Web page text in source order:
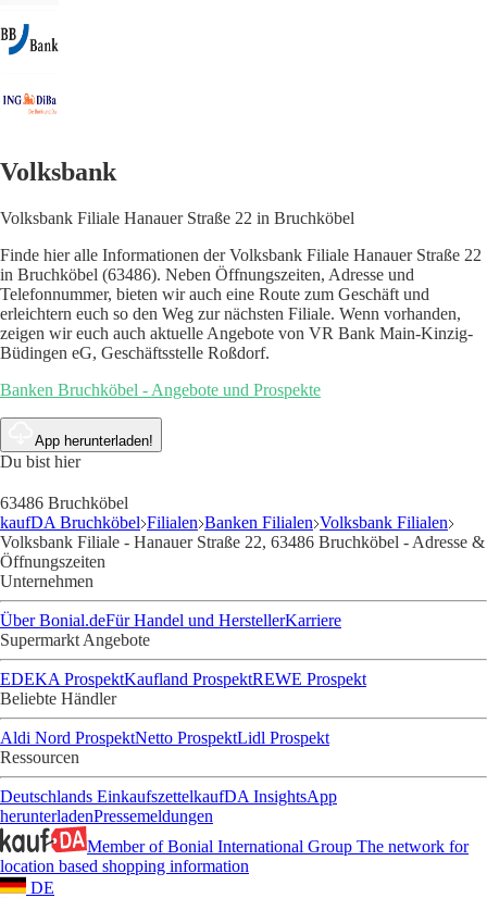
Volksbank
Volksbank Filiale Hanauer Straße 22 in Bruchköbel
Finde hier alle Informationen der Volksbank Filiale Hanauer Straße 22
in Bruchköbel (63486). Neben Öffnungszeiten, Adresse und
Telefonnummer, bieten wir auch eine Route zum Geschäft und
erleichtern euch so den Weg zur nächsten Filiale. Wenn vorhanden,
zeigen wir euch auch aktuelle Angebote von VR Bank Main-Kinzig-
Büdingen eG, Geschäftsstelle Roßdorf.
Banken Bruchköbel - Angebote und Prospekte
App herunterladen!
Du bist hier
63486 Bruchköbel
kaufDA Bruchköbel Filialen Banken Filialen Volksbank Filialen
Volksbank Filiale - Hanauer Straße 22, 63486 Bruchköbel - Adresse &
Öffnungszeiten
Unternehmen
Über Bonial.deFür Handel und HerstellerKarriere
Supermarkt Angebote
EDEKA ProspektKaufland ProspektREWE Prospekt
Beliebte Händler
Aldi Nord ProspektNetto ProspektLidl Prospekt
Ressourcen
Deutschlands EinkaufszettelkaufDA InsightsApp
herunterladenPressemeldungen
Member of Bonial International Group The network for
location based shopping information
DE